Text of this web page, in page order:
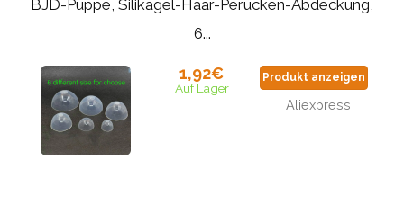
BJD-Puppe, Silikagel-Haar-Perücken-Abdeckung,
6...
1,92€
Auf Lager
Produkt anzeigen
Aliexpress